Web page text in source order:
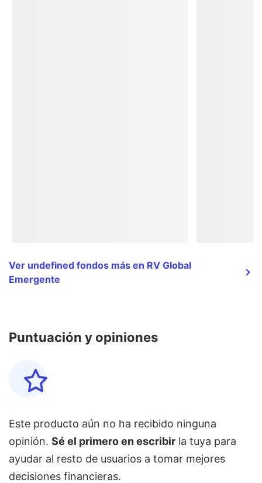
Ver undefined fondos más en RV Global
Emergente
Puntuación y opiniones
Este producto aún no ha recibido ninguna
opinión. Sé el primero en escribir la tuya para
ayudar al resto de usuarios a tomar mejores
decisiones financieras.